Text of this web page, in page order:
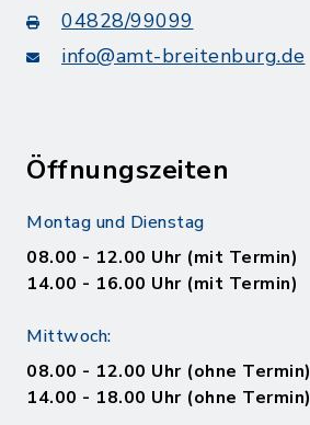
04828/99099
info@amt-breitenburg.de
Öffnungszeiten
Montag und Dienstag
08.00 - 12.00 Uhr (mit Termin)
14.00 - 16.00 Uhr (mit Termin)
Mittwoch:
08.00 - 12.00 Uhr (ohne Termin)
14.00 - 18.00 Uhr (ohne Termin)